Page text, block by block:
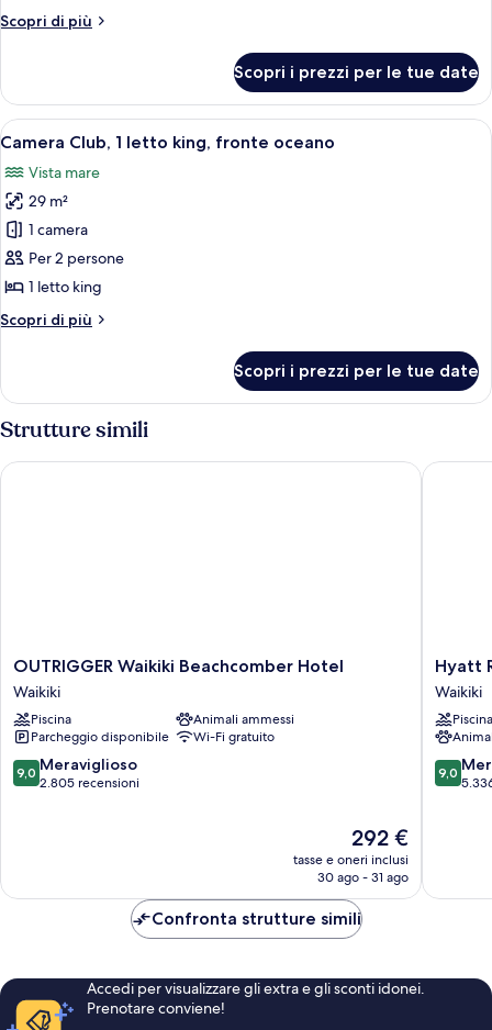
king
con
letto,
fronte
oceano
(Diamond
Head)
Scopri di più
Altri
1
letto
king
divano
letto,
fronte
oceano
(Diamond
Head)
Scopri i prezzi per le tue date
Apri
tutte
le
foto
per
Camera
Club,
letto
oceano
Camera d'albergo con un letto, una
4
Camera Club, 1 letto king, fronte oceano
Vista mare
29 m²
1 camera
Per 2 persone
1 letto king
Scopri di più
Altri
Club,
letto
fronte
Scopri i prezzi per le tue date
Strutture simili
OUTRIGGER
Waikiki
Beachcomber
Hotel
Waikiki
OUTRIGGER Waikiki Beachcomber Hotel
Waikiki
Piscina
Animali ammessi
Parcheggio disponibile
Wi-Fi gratuito
9.0
su
9,0 Meraviglioso
2.805 recensioni
Il
prezzo
attuale
292 €
292 €
tasse e oneri inclusi
30 ago - 31 ago
OUTRIGGER Waikiki Beachcomber Hotel
Hyatt
Waikiki
Beach
Resort
&
Spa
Hyatt
Waikiki
Piscina
9.0
su
9,0
Hyatt
Confronta strutture simili
Accedi per visualizzare gli extra e gli sconti idonei.
Prenotare conviene!